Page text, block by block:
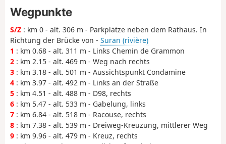
Wegpunkte
S/Z : km 0 - alt. 306 m - Parkplätze neben dem Rathaus. In
Richtung der Brücke von - Suran (rivière)
1 : km 0.68 - alt. 311 m - Links Chemin de Grammon
2 : km 2.15 - alt. 469 m - Weg nach rechts
3 : km 3.18 - alt. 501 m - Aussichtspunkt Condamine
4 : km 3.97 - alt. 492 m - Links an der Straße
5 : km 4.51 - alt. 488 m - D98, rechts
6 : km 5.47 - alt. 533 m - Gabelung, links
7 : km 6.84 - alt. 518 m - Racouse, rechts
8 : km 7.38 - alt. 539 m - Dreiweg-Kreuzung, mittlerer Weg
9 : km 9.96 - alt. 479 m - Kreuz, rechts